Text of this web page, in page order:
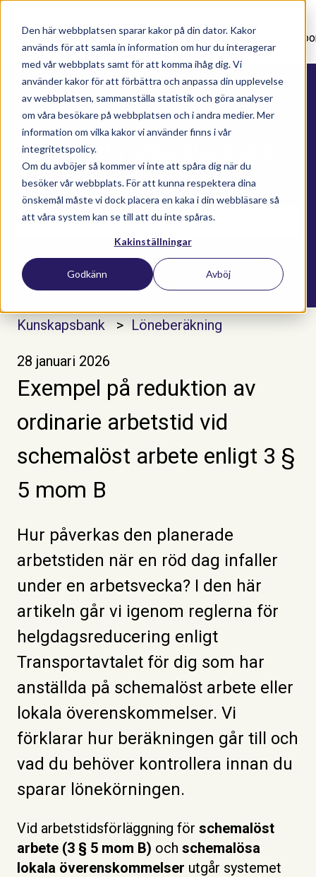
Den här webbplatsen sparar kakor på din dator. Kakor
används för att samla in information om hur du interagerar
med vår webbplats samt för att komma ihåg dig. Vi
använder kakor för att förbättra och anpassa din upplevelse
av webbplatsen, sammanställa statistik och göra analyser
om våra besökare på webbplatsen och i andra medier. Mer
information om vilka kakor vi använder finns i vår
integritetspolicy.
Om du avböjer så kommer vi inte att spåra dig när du
besöker vår webbplats. För att kunna respektera dina
önskemål måste vi dock placera en kaka i din webbläsare så
att våra system kan se till att du inte spåras.
Kakinställningar
Godkänn Avböj
Nyhetsartiklar Utbildningar Supportavtal
Här kan du söka bland alla
våra kunskapsartiklar
Det finns inga förslag eftersom sökfältet är
Kunskapsbank Löneberäkning
28 januari 2026
Exempel på reduktion av
ordinarie arbetstid vid
schemalöst arbete enligt 3 §
5 mom B
Hur påverkas den planerade
arbetstiden när en röd dag infaller
under en arbetsvecka? I den här
artikeln går vi igenom reglerna för
helgdagsreducering enligt
Transportavtalet för dig som har
anställda på schemalöst arbete eller
lokala överenskommelser. Vi
förklarar hur beräkningen går till och
vad du behöver kontrollera innan du
sparar lönekörningen.
Vid arbetstidsförläggning för schemalöst
arbete (3 § 5 mom B) och schemalösa
lokala överenskommelser utgår systemet